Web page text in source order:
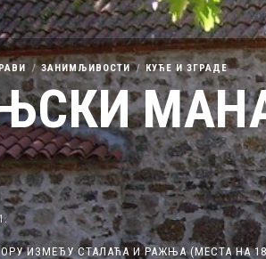
ЗАНИМЉИВОСТИ КУЋЕ И ЗГРАДЕ
ИЗМЕЂУ СТАЛАЋА И РАЖЊА (МЕСТА НА